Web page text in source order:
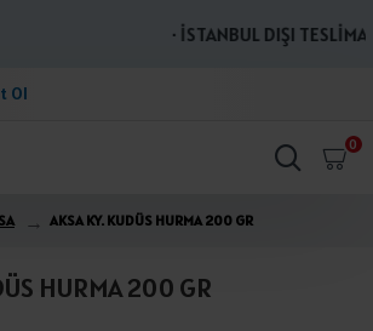
· İSTANBUL DIŞI
Ol
0
AKSA KY. KUDÜS HURMA 200 GR
HURMA 200 GR